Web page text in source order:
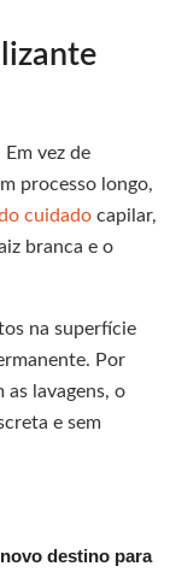
vez de
processo longo,
cuidado capilar,
branca e o
na superfície
Por
as lavagens, o
e sem
destino para